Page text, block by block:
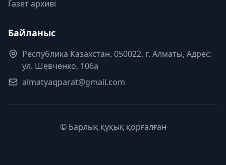
Газет архиві
Байланыс
Республика Казахстан. 050022, г. Алматы, Адрес:
ул. Шевченко, 106а
almatyaqparat@gmail.com
© Барлық құқық қорғалған